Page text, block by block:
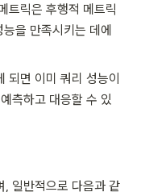
트릭은 후행적 메트릭
을 만족시키는 데에
되면 이미 쿼리 성능이
측하고 대응할 수 있
, 일반적으로 다음과 같